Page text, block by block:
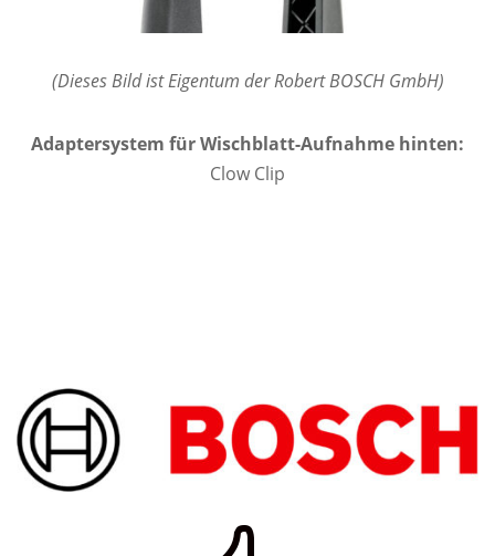
(Dieses Bild ist Eigentum der Robert BOSCH GmbH)
Adaptersystem für Wischblatt-Aufnahme hinten:
Clow Clip